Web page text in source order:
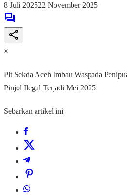
8 Juli 202522 November 2025
×
Plt Sekda Aceh Imbau Waspada
Pinjol Ilegal Terjadi Mei 2025
Sebarkan artikel ini